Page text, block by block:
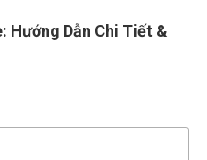
Hướng Dẫn Chi Tiết &